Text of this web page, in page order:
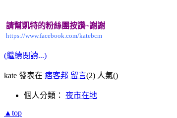
請幫凱特的粉絲團按讚~謝謝
https://www.facebook.com/katebcm
(繼續閱讀...)
kate 發表在 痞客邦 留言(2) 人氣()
個人分類： 夜市在地
▲top